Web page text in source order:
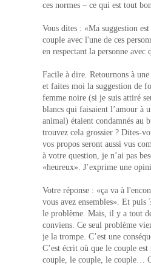
ces normes – ce qui est tout
Vous dites : «Ma suggestion
couple avec l'une de ces
en respectant la personne
Facile à dire. Retournons à
et faites moi la suggestion de
femme noire (si je suis attiré
blancs qui faisaient l’amour à
animal) étaient condamnés au
trouvez cela grossier ? Dites-
vos propos seront aussi vus
à votre question, je n’ai pas
«heureux». J’exprime une
Votre réponse : «ça va à
vous avez ensembles». Et puis
le problème. Mais, il y a tout
conviens. Ce seul problème
je la trompe. C’est une
C’est écrit où que le couple
couple, le couple, le couple…